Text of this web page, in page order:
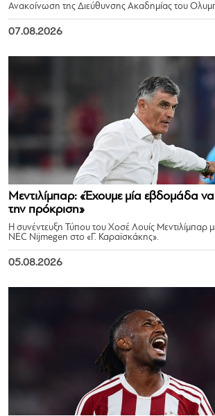
Ανακοίνωση της Διεύθυνσης Ακαδημίας του
07.08.2026
Μεντιλίμπαρ: «Έχουμε μία εβδομάδα
την πρόκριση»
Η συνέντευξη Τύπου του Χοσέ Λουίς Μεντιλίμπαρ
NEC Nijmegen στο «Γ. Καραϊσκάκης».
05.08.2026